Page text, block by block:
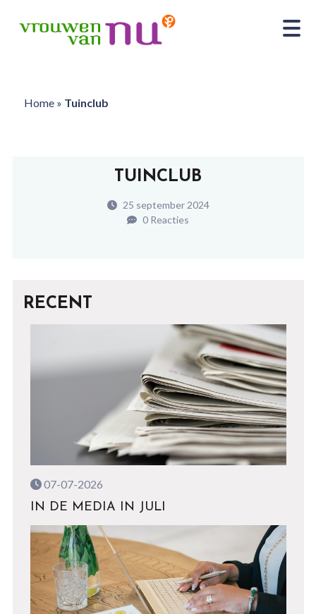
Home» Tuinclub
TUINCLUB
25 september 2024
0 Reacties
RECENT
07-07-2026
IN DE MEDIA IN JULI